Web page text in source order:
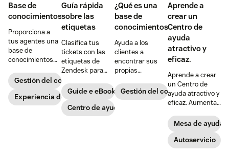
Base de
conocimientos
Proporciona a
tus agentes una
base de
conocimientos
potenciar su
eficiencia y
capacidad, lo
que, a su vez, les
Gestión del conocimiento
Experiencia de los agentes
Guía rápida
sobre las
etiquetas
Clasifica tus
tickets con las
etiquetas de
Zendesk para
seguimiento y
elaborar
informes sobre
tus tickets de
Guide e eBook
Centro de ayuda
¿Qué es una
base de
conocimientos?
Ayuda a los
clientes a
encontrar sus
propias
ofreciéndoles
una base de
Gestión del conocimiento
Aprende a
crear un
Centro de
ayuda
atractivo y
eficaz.
Aprende a crear
un Centro de
ayuda atractivo y
eficaz. Aumenta
del cliente,
reduce los
costes y haz que
tu comunidad
Mesa de ayuda
Autoservicio